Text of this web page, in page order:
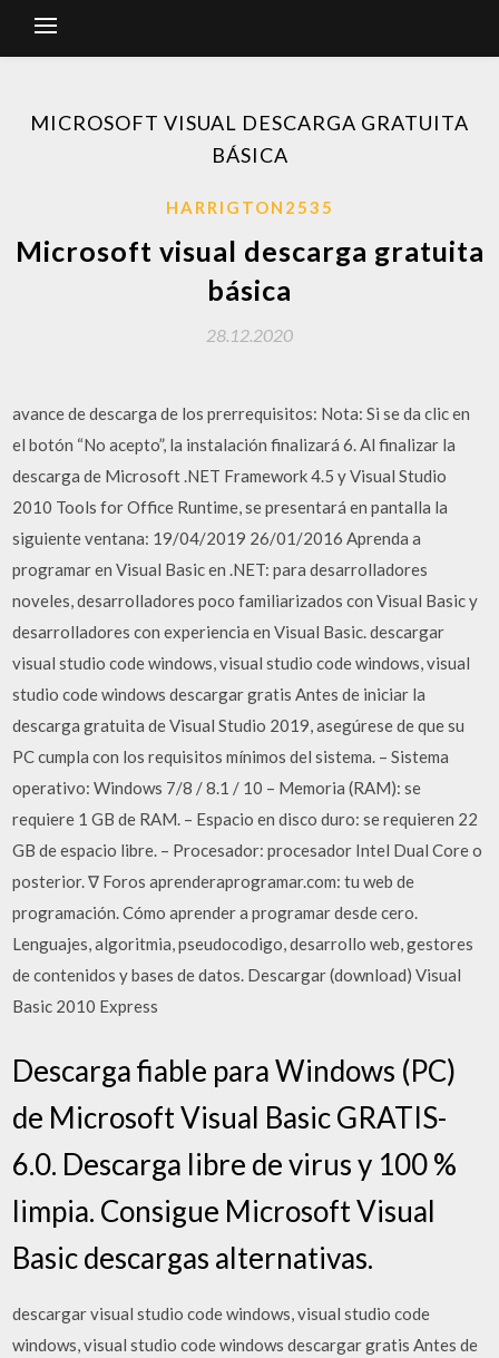
MICROSOFT VISUAL DESCARGA GRATUITA
BÁSICA
HARRIGTON2535
Microsoft visual descarga gratuita
básica
28.12.2020
avance de descarga de los prerrequisitos: Nota: Si se da clic en
el botón “No acepto”, la instalación finalizará 6. Al finalizar la
descarga de Microsoft .NET Framework 4.5 y Visual Studio
2010 Tools for Office Runtime, se presentará en pantalla la
siguiente ventana: 19/04/2019 26/01/2016 Aprenda a
programar en Visual Basic en .NET: para desarrolladores
noveles, desarrolladores poco familiarizados con Visual Basic y
desarrolladores con experiencia en Visual Basic. descargar
visual studio code windows, visual studio code windows, visual
studio code windows descargar gratis Antes de iniciar la
descarga gratuita de Visual Studio 2019, asegúrese de que su
PC cumpla con los requisitos mínimos del sistema. – Sistema
operativo: Windows 7/8 / 8.1 / 10 – Memoria (RAM): se
requiere 1 GB de RAM. – Espacio en disco duro: se requieren 22
GB de espacio libre. – Procesador: procesador Intel Dual Core o
posterior. ∇ Foros aprenderaprogramar.com: tu web de
programación. Cómo aprender a programar desde cero.
Lenguajes, algoritmia, pseudocodigo, desarrollo web, gestores
de contenidos y bases de datos. Descargar (download) Visual
Basic 2010 Express
Descarga fiable para Windows (PC)
de Microsoft Visual Basic GRATIS-
6.0. Descarga libre de virus y 100 %
limpia. Consigue Microsoft Visual
Basic descargas alternativas.
descargar visual studio code windows, visual studio code
windows, visual studio code windows descargar gratis Antes de